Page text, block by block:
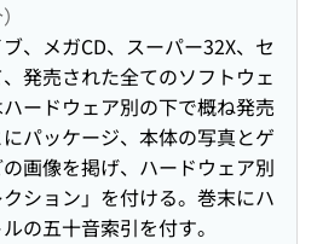
、メガCD、スーパー32X、セ
発売された全てのソフトウェ
ードウェア別の下で概ね発売
パッケージ、本体の写真とゲ
画像を掲げ、ハードウェア別
ション」を付ける。巻末にハ
の五十音索引を付す。